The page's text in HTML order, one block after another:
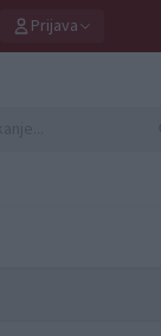
Prijava